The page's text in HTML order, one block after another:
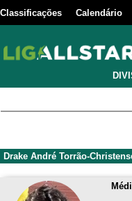
Classificações Calendário
Drake André Torrão-